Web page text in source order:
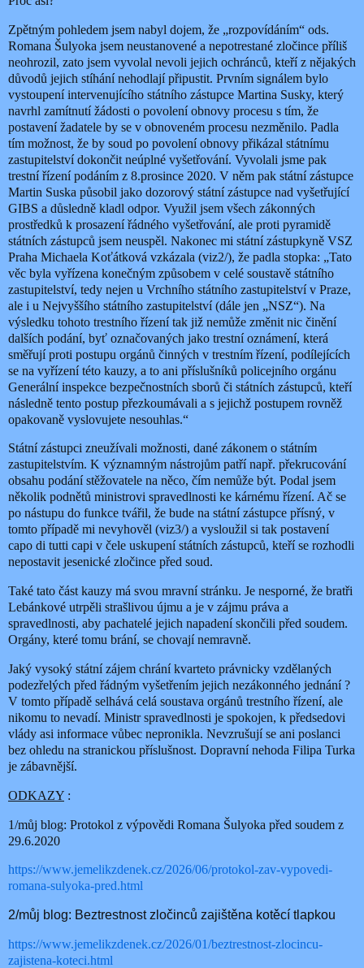
Zpětným pohledem jsem nabyl dojem, že „rozpovídáním“ ods.
Romana Šulyoka jsem neustanovené a nepotrestané zločince příliš
neohrozil, zato jsem vyvolal nevoli jejich ochránců, kteří z nějakých
důvodů jejich stíhání nehodlají připustit. Prvním signálem bylo
vystoupení intervenujícího státního zástupce Martina Susky, který
navrhl zamítnutí žádosti o povolení obnovy procesu s tím, že
postavení žadatele by se v obnoveném procesu nezměnilo. Padla
tím možnost, že by soud po povolení obnovy přikázal státnímu
zastupitelství dokončit neúplné vyšetřování. Vyvolali jsme pak
trestní řízení podáním z 8.prosince 2020. V něm pak státní zástupce
Martin Suska působil jako dozorový státní zástupce nad vyšetřující
GIBS a důsledně kladl odpor. Využil jsem všech zákonných
prostředků k prosazení řádného vyšetřování, ale proti pyramidě
státních zástupců jsem neuspěl. Nakonec mi státní zástupkyně VSZ
Praha Michaela Koťátková vzkázala (viz2/), že padla stopka: „Tato
věc byla vyřízena konečným způsobem v celé soustavě státního
zastupitelství, tedy nejen u Vrchního státního zastupitelství v Praze,
ale i u Nejvyššího státního zastupitelství (dále jen „NSZ“). Na
výsledku tohoto trestního řízení tak již nemůže změnit nic činění
dalších podání, byť označovaných jako trestní oznámení, která
směřují proti postupu orgánů činných v trestním řízení, podílejících
se na vyřízení této kauzy, a to ani příslušníků policejního orgánu
Generální inspekce bezpečnostních sborů či státních zástupců, kteří
následně tento postup přezkoumávali a s jejichž postupem rovněž
opakovaně vyslovujete nesouhlas.“
Státní zástupci zneužívali možnosti, dané zákonem o státním
zastupitelstvím. K významným nástrojům patří např. překrucování
obsahu podání stěžovatele na něco, čím nemůže být. Podal jsem
několik podnětů ministrovi spravedlnosti ke kárnému řízení. Ač se
po nástupu do funkce tvářil, že bude na státní zástupce přísný, v
tomto případě mi nevyhověl (viz3/) a vysloužil si tak postavení
capo di tutti capi v čele uskupení státních zástupců, kteří se rozhodli
nepostavit jesenické zločince před soud.
Také tato část kauzy má svou mravní stránku. Je nesporné, že bratři
Lebánkové utrpěli strašlivou újmu a je v zájmu práva a
spravedlnosti, aby pachatelé jejich napadení skončili před soudem.
Orgány, které tomu brání, se chovají nemravně.
Jaký vysoký státní zájem chrání kvarteto právnicky vzdělaných
podezřelých před řádným vyšetřením jejich nezákonného jednání ?
V tomto případě selhává celá soustava orgánů trestního řízení, ale
nikomu to nevadí. Ministr spravedlnosti je spokojen, k předsedovi
vlády asi informace vůbec nepronikla. Nevzrušují se ani poslanci
bez ohledu na stranickou příslušnost. Dopravní nehoda Filipa Turka
je zábavnější.
ODKAZY :
1/můj blog: Protokol z výpovědi Romana Šulyoka před soudem z
29.6.2020
https://www.jemelikzdenek.cz/2026/06/protokol-zav-vypovedi-
romana-sulyoka-pred.html
2/můj blog: Beztrestnost zločinců zajištěna kotěcí tlapkou
https://www.jemelikzdenek.cz/2026/01/beztrestnost-zlocincu-
zajistena-koteci.html